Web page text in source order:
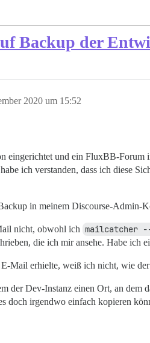
Backup der
2020 um 15:52
eingerichtet und ein FluxBB-
ich verstanden, dass ich diese
in meinem Discourse-
nicht, obwohl ich mailcatcher
die ich mir ansehe. Habe ich
Mail erhielte, weiß ich nicht, wie
der Dev-Instanz einen Ort, an dem
doch irgendwo einfach kopieren